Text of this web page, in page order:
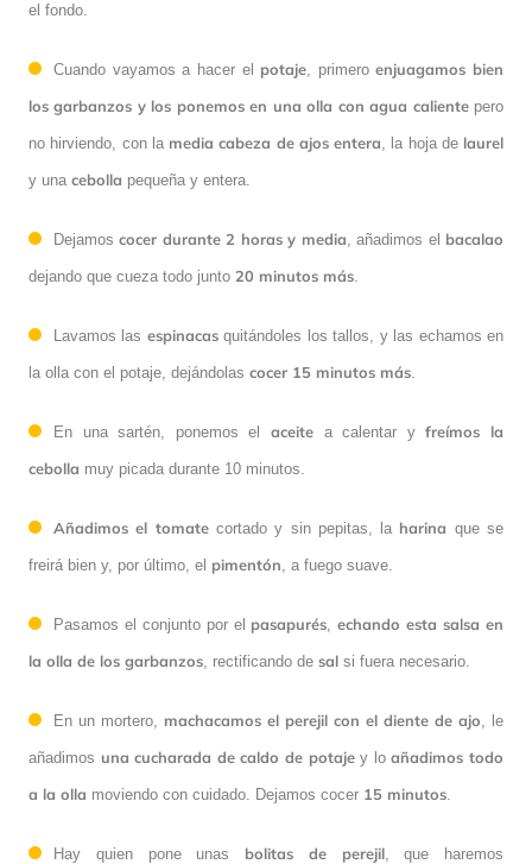
el fondo.
Cuando vayamos a hacer el potaje, primeroenjuagamos bien
los garbanzos y los ponemos en una olla con agua caliente pero
no hirviendo, con lamedia cabeza de ajos entera, la hoja de laurel
y una cebolla pequeña y entera.
Dejamos cocer durante 2 horas y media, añadimos el bacalao
dejando que cueza todo junto 20 minutos más.
Lavamos las espinacasquitándoles los tallos, y las echamos en
la olla con el potaje, dejándolas cocer 15 minutos más.
En una sartén, ponemos el aceite a calentar yfreímos la
cebolla muy picada durante 10 minutos.
Añadimos el tomatecortado y sin pepitas, la harina que se
freirá bien y, por último, el pimentón, a fuego suave.
Pasamos el conjunto por el pasapurés,echando esta salsa en
la olla de los garbanzos, rectificando de sal si fuera necesario.
En un mortero, machacamos el perejil con el diente de ajo, le
añadimos una cucharada de caldo de potajey loañadimos todo
a la olla moviendo con cuidado. Dejamos cocer 15 minutos.
Hay quien pone unas bolitas de perejil, que haremos